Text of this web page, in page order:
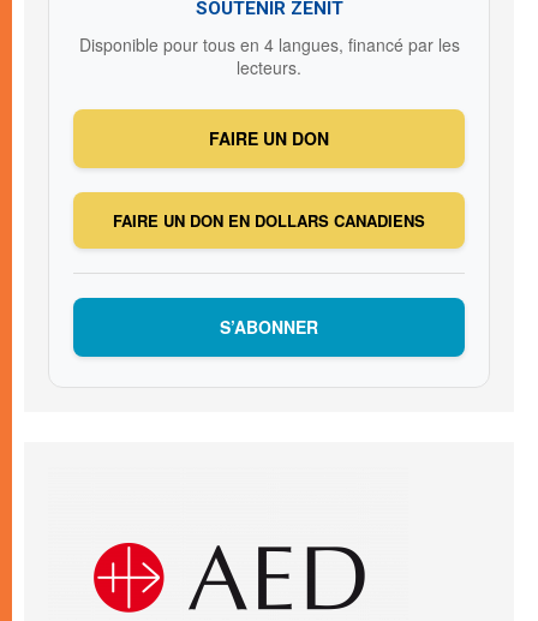
SOUTENIR ZENIT
Disponible pour tous en 4 langues, financé par les
lecteurs.
FAIRE UN DON
FAIRE UN DON EN DOLLARS CANADIENS
S’ABONNER